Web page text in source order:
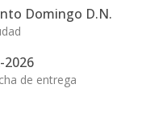
Domingo D.N.
2026
de entrega